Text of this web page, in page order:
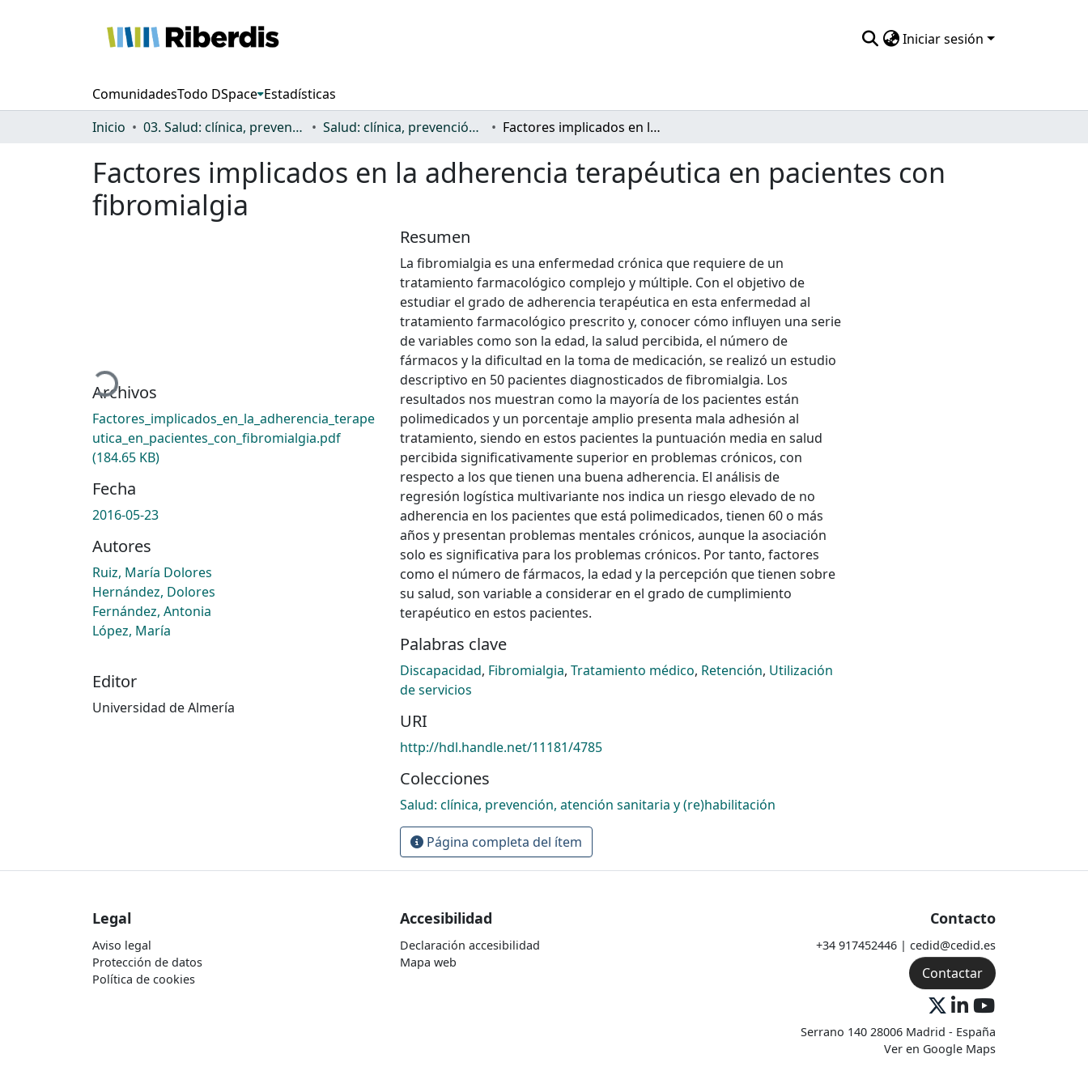
Iniciar sesión
ComunidadesTodo DSpace Estadísticas
Inicio
03. Salud: clínica, prevención, atención sanitaria y (re)habilitación Salud: clínica, prevención, atención sanitaria y (re)habilitación Factores implicados en la adherencia terapéutica en pacientes con fibromialgia
Factores implicados en la adherencia terapéutica en pacientes con
fibromialgia
Cargando...
Archivos
Factores_implicados_en_la_adherencia_terape
utica_en_pacientes_con_fibromialgia.pdf
(184.65 KB)
Fecha
2016-05-23
Autores
Ruiz, María Dolores
Hernández, Dolores
Fernández, Antonia
López, María
Editor
Universidad de Almería
Resumen
La fibromialgia es una enfermedad crónica que requiere de un
tratamiento farmacológico complejo y múltiple. Con el objetivo de
estudiar el grado de adherencia terapéutica en esta enfermedad al
tratamiento farmacológico prescrito y, conocer cómo influyen una serie
de variables como son la edad, la salud percibida, el número de
fármacos y la dificultad en la toma de medicación, se realizó un estudio
descriptivo en 50 pacientes diagnosticados de fibromialgia. Los
resultados nos muestran como la mayoría de los pacientes están
polimedicados y un porcentaje amplio presenta mala adhesión al
tratamiento, siendo en estos pacientes la puntuación media en salud
percibida significativamente superior en problemas crónicos, con
respecto a los que tienen una buena adherencia. El análisis de
regresión logística multivariante nos indica un riesgo elevado de no
adherencia en los pacientes que está polimedicados, tienen 60 o más
años y presentan problemas mentales crónicos, aunque la asociación
solo es significativa para los problemas crónicos. Por tanto, factores
como el número de fármacos, la edad y la percepción que tienen sobre
su salud, son variable a considerar en el grado de cumplimiento
terapéutico en estos pacientes.
Palabras clave
Discapacidad, Fibromialgia, Tratamiento médico, Retención, Utilización
de servicios
URI
http://hdl.handle.net/11181/4785
Colecciones
Salud: clínica, prevención, atención sanitaria y (re)habilitación
Página completa del ítem
Legal
Aviso legal
Protección de datos
Política de cookies
Accesibilidad
Declaración accesibilidad
Mapa web
Contacto
+34 917452446 | cedid@cedid.es
Contactar
Serrano 140 28006 Madrid - España
Ver en Google Maps